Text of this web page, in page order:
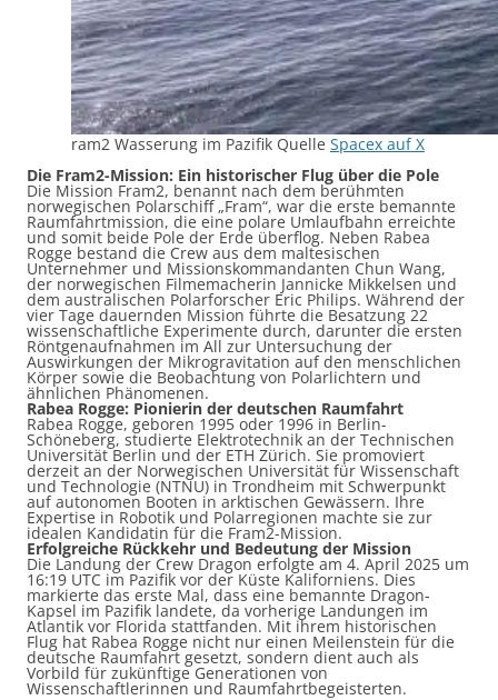
ram2 Wasserung im Pazifik Quelle Spacex auf X
Die Fram2-Mission: Ein historischer Flug über die Pole
Die Mission Fram2, benannt nach dem berühmten
norwegischen Polarschiff „Fram“, war die erste bemannte
Raumfahrtmission, die eine polare Umlaufbahn erreichte
und somit beide Pole der Erde überflog. Neben Rabea
Rogge bestand die Crew aus dem maltesischen
Unternehmer und Missionskommandanten Chun Wang,
der norwegischen Filmemacherin Jannicke Mikkelsen und
dem australischen Polarforscher Eric Philips. Während der
vier Tage dauernden Mission führte die Besatzung 22
wissenschaftliche Experimente durch, darunter die ersten
Röntgenaufnahmen im All zur Untersuchung der
Auswirkungen der Mikrogravitation auf den menschlichen
Körper sowie die Beobachtung von Polarlichtern und
ähnlichen Phänomenen. ​
Rabea Rogge: Pionierin der deutschen Raumfahrt
Rabea Rogge, geboren 1995 oder 1996 in Berlin-
Schöneberg, studierte Elektrotechnik an der Technischen
Universität Berlin und der ETH Zürich. Sie promoviert
derzeit an der Norwegischen Universität für Wissenschaft
und Technologie (NTNU) in Trondheim mit Schwerpunkt
auf autonomen Booten in arktischen Gewässern. Ihre
Expertise in Robotik und Polarregionen machte sie zur
idealen Kandidatin für die Fram2-Mission. ​
Erfolgreiche Rückkehr und Bedeutung der Mission
Die Landung der Crew Dragon erfolgte am 4. April 2025 um
16:19 UTC im Pazifik vor der Küste Kaliforniens. Dies
markierte das erste Mal, dass eine bemannte Dragon-
Kapsel im Pazifik landete, da vorherige Landungen im
Atlantik vor Florida stattfanden. Mit ihrem historischen
Flug hat Rabea Rogge nicht nur einen Meilenstein für die
deutsche Raumfahrt gesetzt, sondern dient auch als
Vorbild für zukünftige Generationen von
Wissenschaftlerinnen und Raumfahrtbegeisterten.